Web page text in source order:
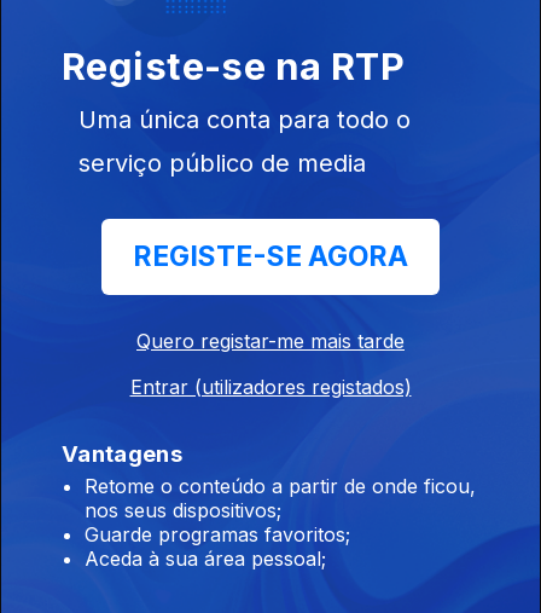
Sol Maior
08 nov. 2025
Sol Maior
Ep. 69 01 nov. 2025
Registe-se na RTP
Uma única conta para todo o
serviço público de media
REGISTE-SE AGORA
Quero registar-me mais tarde
Entrar (utilizadores registados)
Vantagens
Retome o conteúdo a partir de onde ficou,
nos seus dispositivos;
Guarde programas favoritos;
Aceda à sua área pessoal;